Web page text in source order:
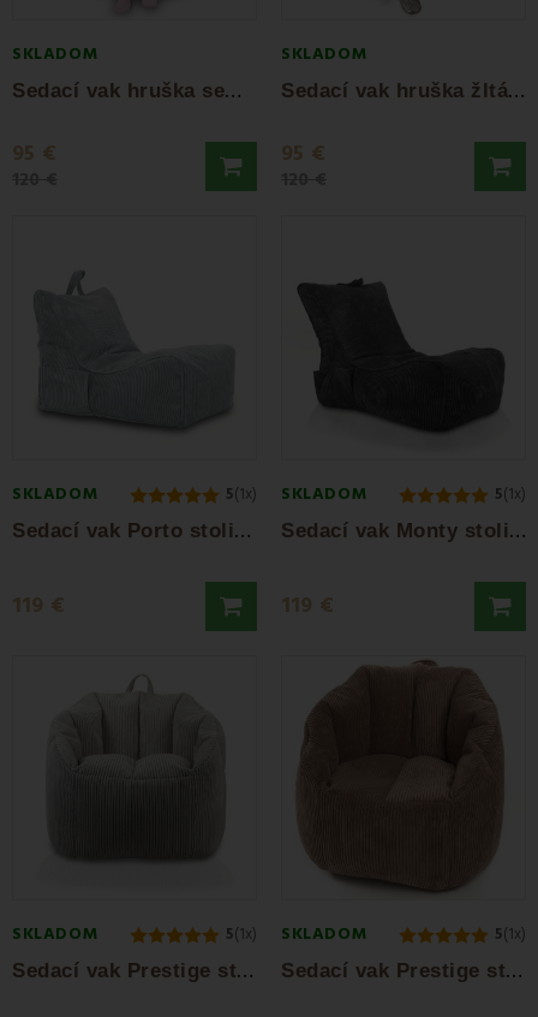
SKLADOM
S
edací vak hruška semišová modrá EMI
95 €
SKLADOM
S
edací vak hruška žltá ekokoža EMI
95 €
SKLADOM 5(1x)
S
edací vak Porto stolička sivá EMI
119 €
SKLADOM 5(1x)
S
edací vak Monty stolička tmavosivá EMI
119 €
SKLADOM 5(1x)
S
edací vak Prestige stolička sivá EMI
SKLADOM 5(1x)
S
edací vak Prestige stolička hnedá EMI